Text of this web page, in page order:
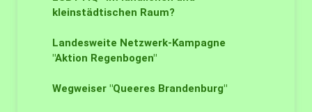
kleinstädtischen Raum?
Landesweite Netzwerk-Kampagne
"Aktion Regenbogen"
Wegweiser "Queeres Brandenburg"